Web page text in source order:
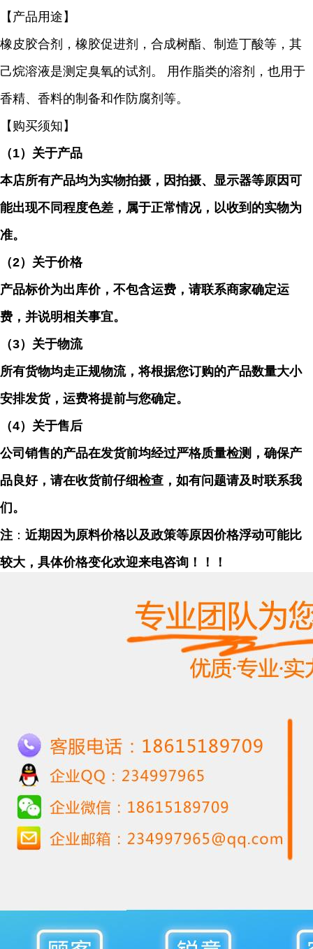
【产品用途】
橡皮胶合剂，橡胶促进剂，合成树酯、制造丁酸等，其
己烷溶液是测定臭氧的试剂。 用作脂类的溶剂，也用于
香精、香料的制备和作防腐剂等。
【购买须知】
（1）关于产品
本店所有产品均为实物拍摄，因拍摄、显示器等原因可
能出现不同程度色差，属于正常情况，以收到的实物为
准。
（2）关于价格
产品标价为出库价，不包含运费，请联系商家确定运
费，并说明相关事宜。
（3）关于物流
所有货物均走正规物流，将根据您订购的产品数量大小
安排发货，运费将提前与您确定。
（4）关于售后
公司销售的产品在发货前均经过严格质量检测，确保产
品良好，请在收货前仔细检查，如有问题请及时联系我
们。
注 ： 近期因为原料价格以及政策等原因价格浮动可能比
较大，具体价格变化欢迎来电咨询！！！